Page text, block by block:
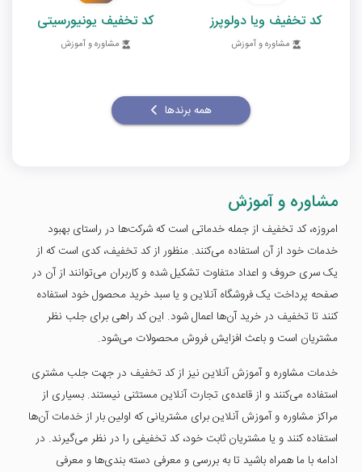
کد تخفیف ویا دولوپرز
مشاوره و آموزش
کد تخفیف یونیورسیتی
مشاوره و آموزش
همه برندها
مشاوره و آموزش
امروزه، کد تخفیف از جمله خدماتی است که شرکت‌ها در راستای بهبود
خدمات خود از آن استفاده می‌کنند. منظور از کد تخفیف، کدی است که از
یک سری حروف و اعداد متفاوت تشکیل شده و کاربران می‌توانند از آن در
صفحه پرداخت یک فروشگاه آنلاین و یا سبد خرید محصول خود استفاده
کنند تا تخفیف در خرید آن‌ها اعمال شود. این کد راهی برای جلب نظر
مشتریان است و باعث افزایش فروش محصولات می‌شود.
خدمات مشاوره و آموزش آنلاین نیز از کد تخفیف در جهت جلب مشتری
استفاده می‌کنند و از قاعده‌ی تجارت آنلاین مستثنی نیستند. بسیاری از
مراکز مشاوره و آموزش آنلاین برای مشتریانی که اولین بار از خدمات آن‌ها
استفاده کنند و یا مشتریان ثابت خود، کد تخفیفی را در نظر می‌گیرند. در
ادامه با ما همراه باشید تا به بررسی و معرفی دسته بندی‌ها و معرفی